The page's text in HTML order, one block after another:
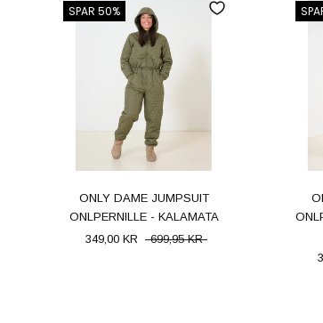
SPAR 50%
ONLY DAME JUMPSUIT
ONLPERNILLE - KALAMATA
349,00 KR
699,95 KR